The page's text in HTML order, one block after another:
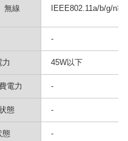
無線 IEEE802.11a/b/g/n
-
45W以下
電力 -
態 -
態 -